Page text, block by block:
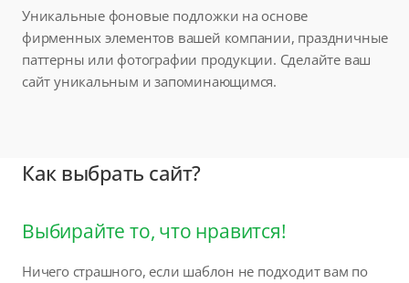
Уникальные фоновые подложки на основе
фирменных элементов вашей компании, праздничные
паттерны или фотографии продукции. Сделайте ваш
сайт уникальным и запоминающимся.
Как выбрать сайт?
Выбирайте то, что нравится!
Ничего страшного, если шаблон не подходит вам по